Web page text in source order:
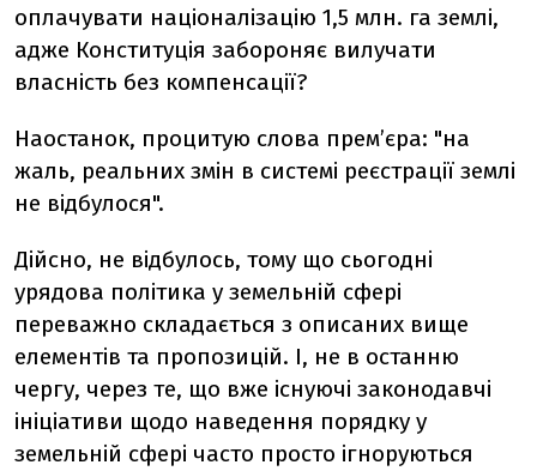
оплачувати націоналізацію 1,5 млн. га землі,
адже Конституція забороняє вилучати
власність без компенсації?
Наостанок, процитую слова прем’єра: "на
жаль, реальних змін в системі реєстрації землі
не відбулося".
Дійсно, не відбулось, тому що сьогодні
урядова політика у земельній сфері
переважно складається з описаних вище
елементів та пропозицій. І, не в останню
чергу, через те, що вже існуючі законодавчі
ініціативи щодо наведення порядку у
земельній сфері часто просто ігноруються